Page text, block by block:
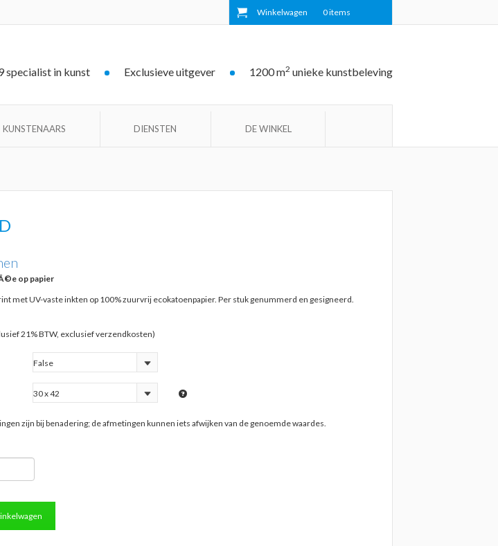
Winkelwagen 0items
1200 m2 unieke kunstbeleving
Exclusieve uitgever
specialist in kunst
KUNSTENAARS DIENSTEN DE WINKEL
op papier
met UV-vaste inkten op 100% zuurvrij ecokatoenpapier. Per stuk genummerd en gesigneerd.
21% BTW, exclusief verzendkosten)
zijn bij benadering; de afmetingen kunnen iets afwijken van de genoemde waardes.